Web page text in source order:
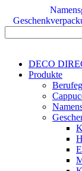
DECO
Produkte